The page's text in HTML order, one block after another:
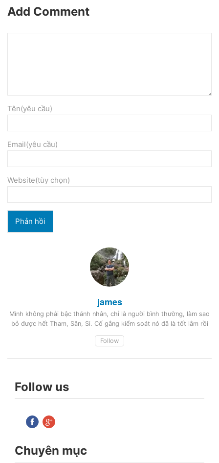
Add Comment
Tên(yêu cầu)
Email(yêu cầu)
Website(tùy chọn)
james
Mình không phải bậc thánh nhân, chỉ là người bình thường, làm sao
bỏ được hết Tham, Sân, Si. Cố gắng kiểm soát nó đã là tốt lắm rồi
Follow
Follow us
Chuyên mục